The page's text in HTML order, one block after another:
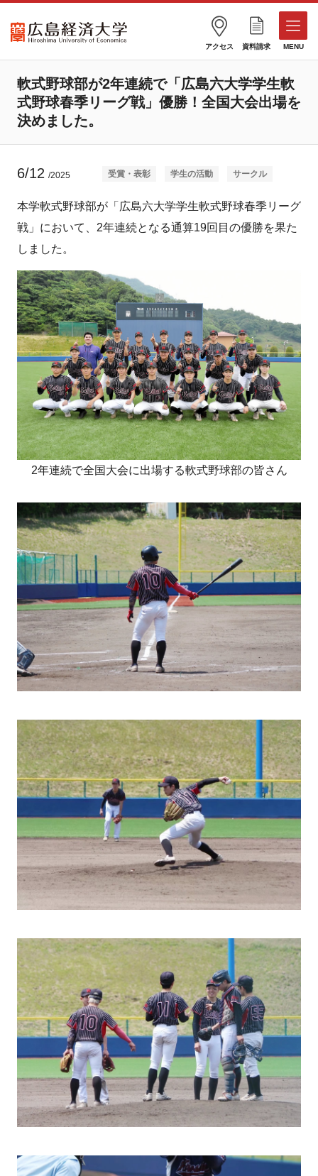
アクセス 資料請求 MENU
軟式野球部が2年連続で「広島六大学学生軟
式野球春季リーグ戦」優勝！全国大会出場を
決めました。
6/12 /2025 受賞・表彰 学生の活動 サークル
本学軟式野球部が「広島六大学学生軟式野球春季リーグ
戦」において、2年連続となる通算19回目の優勝を果た
しました。
2年連続で全国大会に出場する軟式野球部の皆さん